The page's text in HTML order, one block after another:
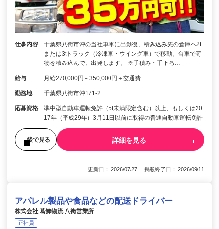
仕事内容
千葉県八街市沖の当社車庫に出勤後、積み込み先の倉庫へ2t
または3tトラック（冷凍車・ウイング車）で移動。台車で荷
物を積み込んで、出発します。 ※手積み・手下ろ…
給与 月給270,000円～350,000円＋交通費
勤務地 千葉県八街市沖171-2
応募資格
準中型自動車運転免許（5t未満限定含む）以上、もしくは20
17年（平成29年）3月11日以前に取得の普通自動車運転免許
後で見る 詳細を見る
更新日： 2026/07/27 掲載終了日： 2026/09/11
アパレル製品や食品などの配送ドライバー
株式会社 葛飾物流 八街営業所
正社員